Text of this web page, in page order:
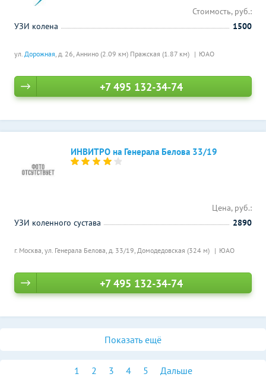
ул. Дорожная, д. 26, Аннино (2.09 км) Пражская (1.87 км) ЮАО
Стоимость, руб.:
УЗИ колена
1500
+7 495 132-34-74
ИНВИТРО на Генерала Белова 33/19
г. Москва, ул. Генерала Белова, д. 33/19, Домодедовская (324 м) ЮАО
Цена, руб.:
УЗИ коленного сустава
2890
+7 495 132-34-74
Показать ещё
1 2 3 4 5 Дальше